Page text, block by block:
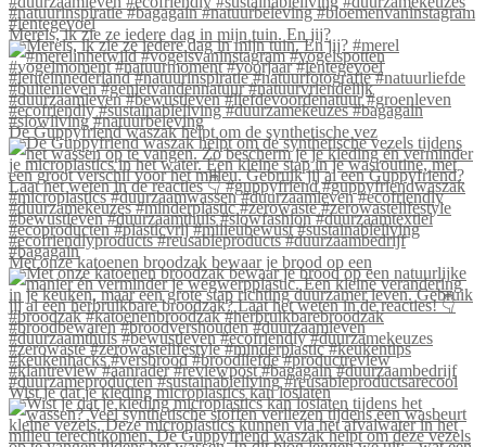
Merels, ik zie ze iedere dag in mijn tuin. En jij?
De Guppyfriend waszak helpt om de synthetische vez
Met onze katoenen broodzak bewaar je brood op een
Wist je dat je kleding microplastics kan loslaten